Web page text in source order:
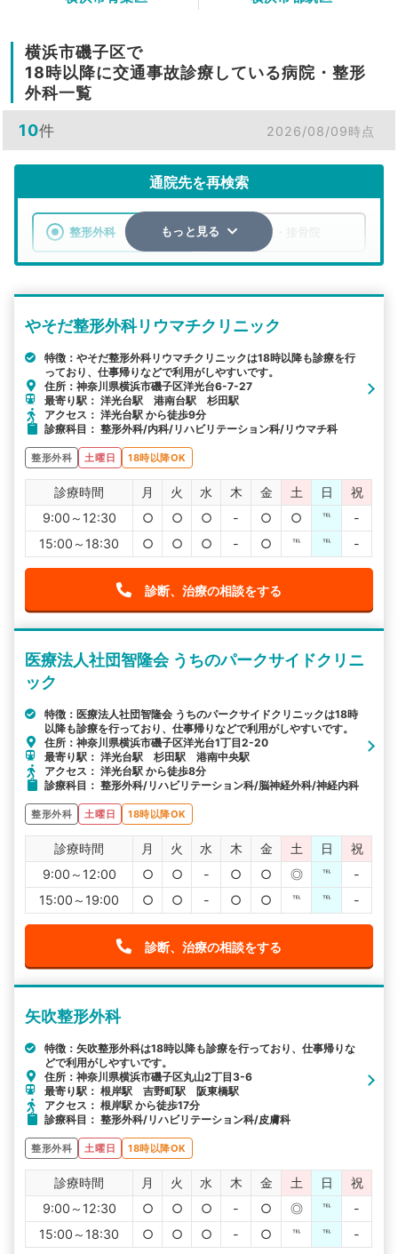
横浜市磯子区で
18時以降に交通事故診療している病院・整形
外科一覧
10件 2026/08/09時点
通院先を再検索
整形外科 整骨院・接骨院
検索する
詳細条件で絞り込む
その他の検索方法
もっと見る
やそだ整形外科リウマチクリニック
特徴：やそだ整形外科リウマチクリニックは18時以降も診療を行
っており、仕事帰りなどで利用がしやすいです。
住所：神奈川県横浜市磯子区洋光台6-7-27
最寄り駅： 洋光台駅 港南台駅 杉田駅
アクセス： 洋光台駅 から徒歩9分
診療科目： 整形外科/内科/リハビリテーション科/リウマチ科
整形外科 土曜日 18時以降OK
診療時間 月 火 水 木 金 土 日
祝
9:00～12:30
○ ○ ○ - ○ ○ ℡
-
15:00～18:30
○ ○ ○ - ○ ℡ ℡ -
診断、治療の相談をする
医療法人社団智隆会 うちのパークサイドクリニ
ック
特徴：医療法人社団智隆会 うちのパークサイドクリニックは18時
以降も診療を行っており、仕事帰りなどで利用がしやすいです。
住所：神奈川県横浜市磯子区洋光台1丁目2-20
最寄り駅： 洋光台駅 杉田駅 港南中央駅
アクセス： 洋光台駅 から徒歩8分
診療科目： 整形外科/リハビリテーション科/脳神経外科/神経内科
整形外科 土曜日 18時以降OK
診療時間 月 火 水 木 金 土 日
祝
9:00～12:00
○ ○ - ○ ○ ◎ ℡
-
15:00～19:00
○ ○ - ○ ○ ℡ ℡ -
診断、治療の相談をする
矢吹整形外科
特徴：矢吹整形外科は18時以降も診療を行っており、仕事帰りな
どで利用がしやすいです。
住所：神奈川県横浜市磯子区丸山2丁目3-6
最寄り駅： 根岸駅 吉野町駅 阪東橋駅
アクセス： 根岸駅 から徒歩17分
診療科目： 整形外科/リハビリテーション科/皮膚科
整形外科 土曜日 18時以降OK
診療時間 月 火 水 木 金 土 日
祝
9:00～12:30
○ ○ ○ - ○ ◎ ℡
-
15:00～18:30
○ ○ ○ - ○ ℡ ℡ -